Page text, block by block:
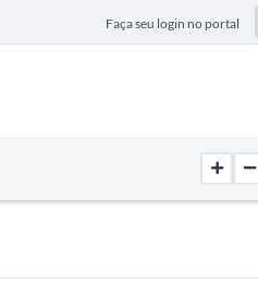
Faça seu login no portal